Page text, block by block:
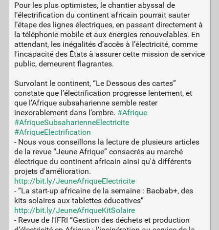
Pour les plus optimistes, le chantier abyssal de
l’électrification du continent africain pourrait sauter
l’étape des lignes électriques, en passant directement à
la téléphonie mobile et aux énergies renouvelables. En
attendant, les inégalités d’accès à l’électricité, comme
l’incapacité des États à assurer cette mission de service
public, demeurent flagrantes.
Survolant le continent, “Le Dessous des cartes”
constate que l’électrification progresse lentement, et
que l’Afrique subsaharienne semble rester
inexorablement dans l’ombre. #Afrique
#AfriqueSubsaharienneElectricite
#AfriqueElectrification
- Nous vous conseillons la lecture de plusieurs articles
de la revue “Jeune Afrique” consacrés au marché
électrique du continent africain ainsi qu'à différents
projets d'amélioration.
http://bit.ly/JeuneAfriqueElectricite
- “La start-up africaine de la semaine : Baobab+, des
kits solaires aux tablettes éducatives”
http://bit.ly/JeuneAfriqueKitSolaire
- Revue de l'IFRI “Gestion des déchets et production